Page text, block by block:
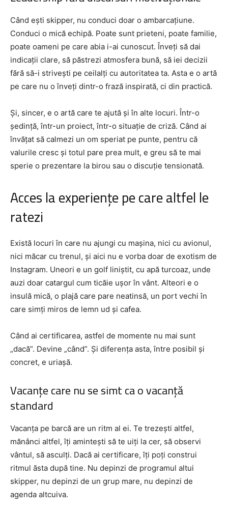
Când ești skipper, nu conduci doar o ambarcațiune.
Conduci o mică echipă. Poate sunt prieteni, poate familie,
poate oameni pe care abia i-ai cunoscut. Înveți să dai
indicații clare, să păstrezi atmosfera bună, să iei decizii
fără să-i strivești pe ceilalți cu autoritatea ta. Asta e o artă
pe care nu o înveți dintr-o frază inspirată, ci din practică.
Și, sincer, e o artă care te ajută și în alte locuri. Într-o
ședință, într-un proiect, într-o situație de criză. Când ai
învățat să calmezi un om speriat pe punte, pentru că
valurile cresc și totul pare prea mult, e greu să te mai
sperie o prezentare la birou sau o discuție tensionată.
Acces la experiențe pe care altfel le
ratezi
Există locuri în care nu ajungi cu mașina, nici cu avionul,
nici măcar cu trenul, și aici nu e vorba doar de exotism de
Instagram. Uneori e un golf liniștit, cu apă turcoaz, unde
auzi doar catargul cum ticăie ușor în vânt. Alteori e o
insulă mică, o plajă care pare neatinsă, un port vechi în
care simți miros de lemn ud și cafea.
Când ai certificarea, astfel de momente nu mai sunt
„dacă”. Devine „când”. Și diferența asta, între posibil și
concret, e uriașă.
Vacanțe care nu se simt ca o vacanță
standard
Vacanța pe barcă are un ritm al ei. Te trezești altfel,
mănânci altfel, îți amintești să te uiți la cer, să observi
vântul, să asculți. Dacă ai certificare, îți poți construi
ritmul ăsta după tine. Nu depinzi de programul altui
skipper, nu depinzi de un grup mare, nu depinzi de
agenda altcuiva.